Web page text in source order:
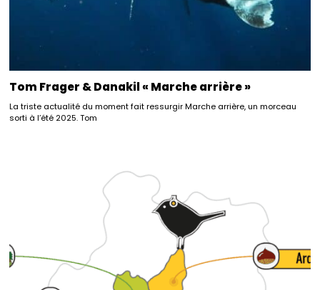
Tom Frager & Danakil « Marche arrière »
La triste actualité du moment fait ressurgir Marche arrière, un morceau
sorti à l’été 2025. Tom